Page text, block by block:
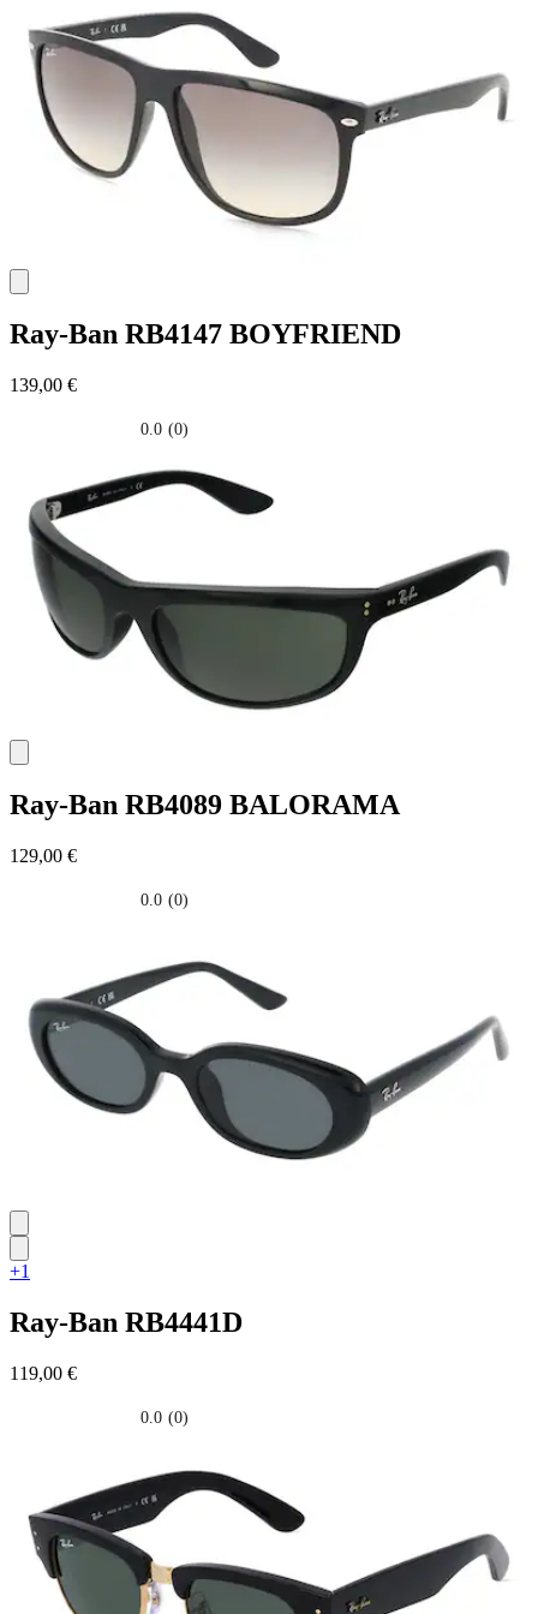
stelle.
Ray-Ban RB4147 BOYFRIEND
139,00 €
0.0 (0)
stelle.
Ray-Ban RB4089 BALORAMA
129,00 €
0.0 (0)
+1
Ray-Ban RB4441D
119,00 €
0.0 (0)